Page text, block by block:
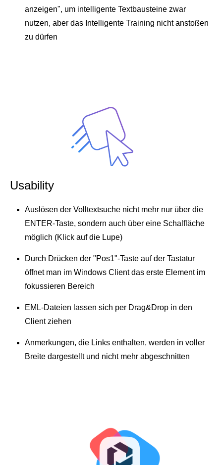
anzeigen", um intelligente Textbausteine zwar
nutzen, aber das Intelligente Training nicht anstoßen
zu dürfen
Usability
Auslösen der Volltextsuche nicht mehr nur über die
ENTER-Taste, sondern auch über eine Schalfläche
möglich (Klick auf die Lupe)
Durch Drücken der "Pos1"-Taste auf der Tastatur
öffnet man im Windows Client das erste Element im
fokussieren Bereich
EML-Dateien lassen sich per Drag&Drop in den
Client ziehen
Anmerkungen, die Links enthalten, werden in voller
Breite dargestellt und nicht mehr abgeschnitten